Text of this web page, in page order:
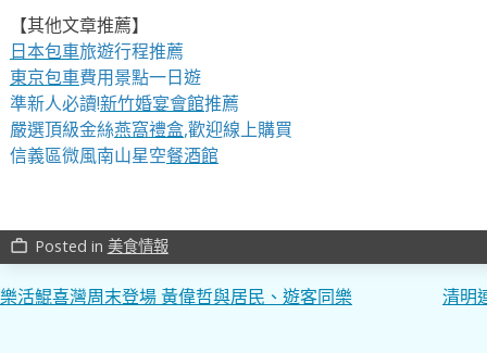
【其他文章推薦】
日本包車旅遊行程推薦
東京包車費用景點一日遊
準新人必讀!新竹婚宴會館推薦
嚴選頂級金絲燕窩禮盒,歡迎線上購買
信義區微風南山星空餐酒館
work_outline Posted in 美食情報
文
樂活鯤喜灣周末登場 黃偉哲與居民、遊客同樂 清明